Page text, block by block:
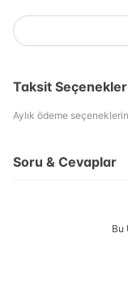
Taksit
Aylık ödeme
Soru & Cevaplar
Bu